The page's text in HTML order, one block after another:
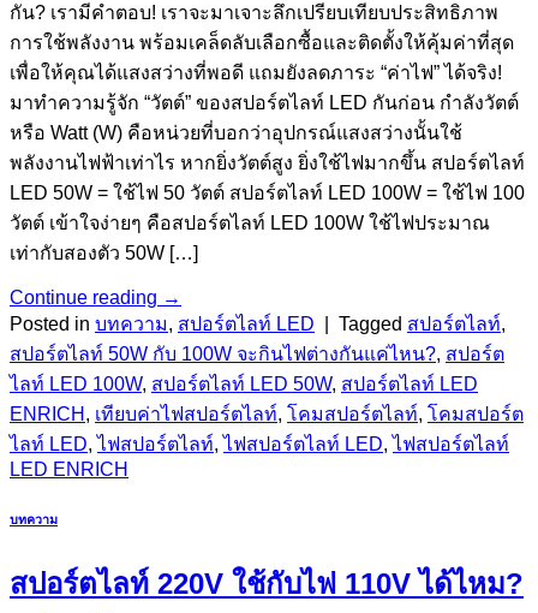
กัน? เรามีคำตอบ! เราจะมาเจาะลึกเปรียบเทียบประสิทธิภาพ
การใช้พลังงาน พร้อมเคล็ดลับเลือกซื้อและติดตั้งให้คุ้มค่าที่สุด
เพื่อให้คุณได้แสงสว่างที่พอดี แถมยังลดภาระ “ค่าไฟ” ได้จริง!
มาทำความรู้จัก “วัตต์” ของสปอร์ตไลท์ LED กันก่อน กำลังวัตต์
หรือ Watt (W) คือหน่วยที่บอกว่าอุปกรณ์แสงสว่างนั้นใช้
พลังงานไฟฟ้าเท่าไร หากยิ่งวัตต์สูง ยิ่งใช้ไฟมากขึ้น สปอร์ตไลท์
LED 50W = ใช้ไฟ 50 วัตต์ สปอร์ตไลท์ LED 100W = ใช้ไฟ 100
วัตต์ เข้าใจง่ายๆ คือสปอร์ตไลท์ LED 100W ใช้ไฟประมาณ
เท่ากับสองตัว 50W […]
Continue reading →
Posted in บทความ, สปอร์ตไลท์ LED Tagged สปอร์ตไลท์,
สปอร์ตไลท์ 50W กับ 100W จะกินไฟต่างกันแค่ไหน?, สปอร์ต
ไลท์ LED 100W, สปอร์ตไลท์ LED 50W, สปอร์ตไลท์ LED
ENRICH , เทียบค่าไฟสปอร์ตไลท์, โคมสปอร์ตไลท์, โคมสปอร์ต
ไลท์ LED,ไฟสปอร์ตไลท์,ไฟสปอร์ตไลท์ LED,ไฟสปอร์ตไลท์
LED ENRICH
บทความ
สปอร์ตไลท์ 220V ใช้กับไฟ 110V ได้ไหม?